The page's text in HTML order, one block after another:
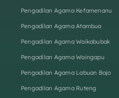
Pengadilan Agama Kefamenanu
Pengadilan Agama Atambua
Pengadilan Agama Waikabubak
Pengadilan Agama Waingapu
Pengadilan Agama Labuan Bajo
Pengadilan Agama Ruteng